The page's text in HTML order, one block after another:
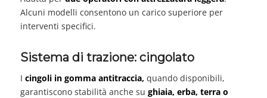
Alcuni modelli consentono un carico superiore per
interventi specifici.
Sistema di trazione: cingolato
I cingoli in gomma antitraccia, quando disponibili,
garantiscono stabilità anche su ghiaia, erba, terra o